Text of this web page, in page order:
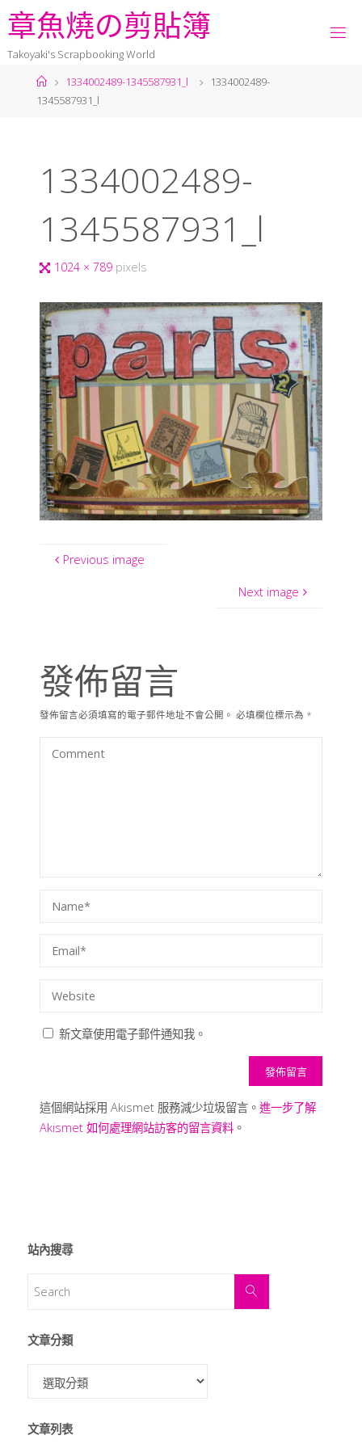
章魚燒の剪貼簿
Takoyaki's Scrapbooking World
1334002489-1345587931_l
1334002489-
1345587931_l
1334002489-
1345587931_l
1024 × 789 pixels
Previous image
Next image
發佈留言
發佈留言必須填寫的電子郵件地址不會公開。 必填欄位標示為 *
新文章使用電子郵件通知我。
這個網站採用 Akismet 服務減少垃圾留言。 進一步了解
Akismet 如何處理網站訪客的留言資料。
站內搜尋
文章分類
文章列表